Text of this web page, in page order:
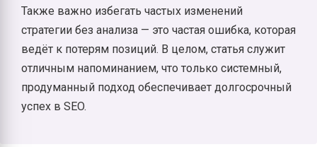
Также важно избегать частых изменений
стратегии без анализа — это частая ошибка, которая
ведёт к потерям позиций. В целом, статья служит
отличным напоминанием, что только системный,
продуманный подход обеспечивает долгосрочный
успех в SEO.